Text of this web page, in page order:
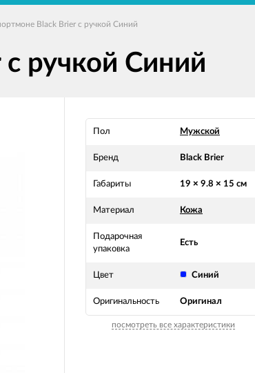
Black Brier с ручкой Синий
ручкой Синий
Пол Мужской
Бренд Black Brier
Габариты 19 × 9.8 × 15 см
Материал Кожа
Подарочная
упаковка
Есть
Цвет Синий
Оригинальность Оригинал
посмотреть все характеристики